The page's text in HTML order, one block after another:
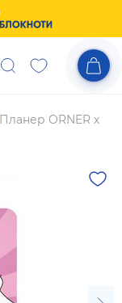
Планер ORNER x